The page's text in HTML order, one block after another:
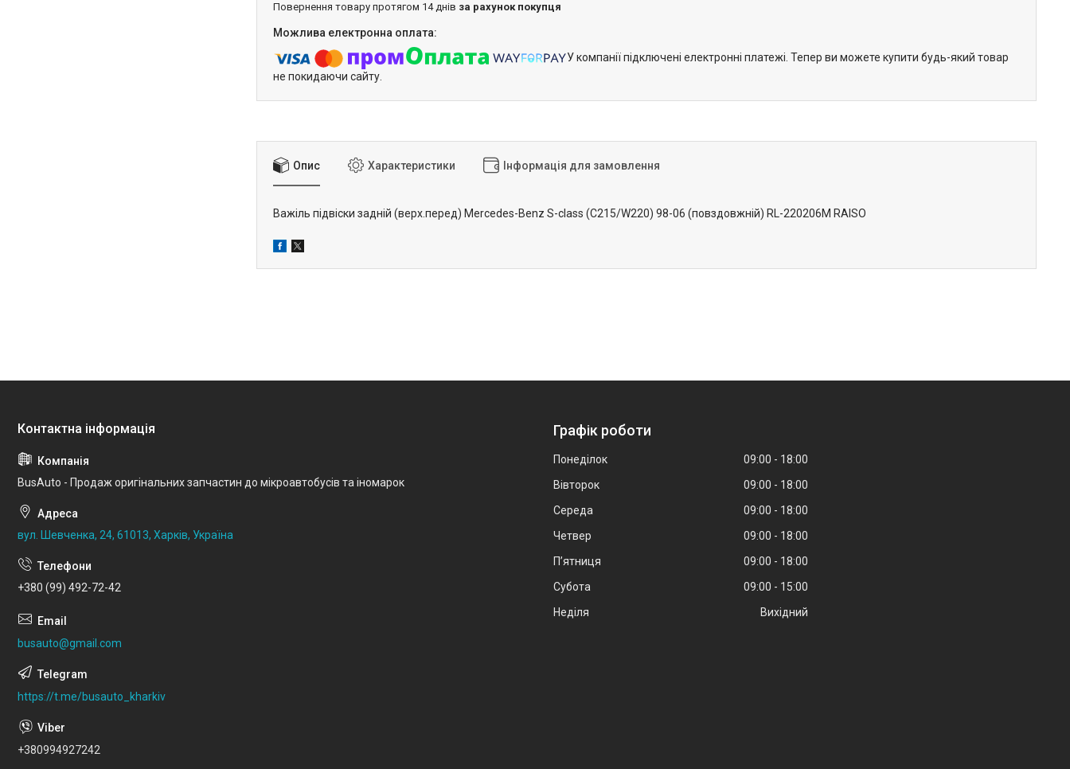
повернення товару протягом 14 днів за рахунок покупця
У компанії підключені електронні платежі. Тепер ви можете купити будь-який товар
не покидаючи сайту.
Опис Характеристики Інформація для замовлення
Важіль підвіски задній (верх.перед) Mercedes-Benz S-class (C215/W220) 98-06 (повздовжній) RL-220206M RAISO
BusAuto - Продаж оригінальних запчастин до мікроавтобусів та іномарок
вул. Шевченка, 24, 61013, Харків, Україна
+380 (99) 492-72-42
busauto@gmail.com
https://t.me/busauto_kharkiv
+380994927242
Графік роботи
Понеділок 09:00
18:00
Вівторок
09:00
18:00
Середа
09:00
18:00
Четвер
09:00
18:00
Пʼятниця
09:00
18:00
Субота
09:00
15:00
Неділя
Вихідний